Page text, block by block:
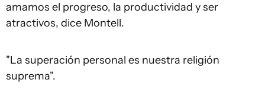
amamos el progreso, la productividad y ser
atractivos, dice Montell.
"La superación personal es nuestra religión
suprema".